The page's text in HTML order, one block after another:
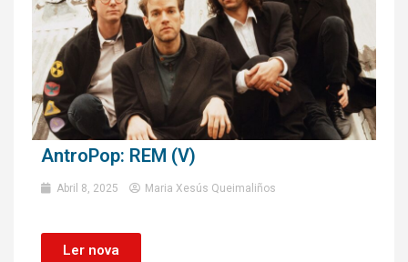
AntroPop: REM (V)
Abril 8, 2025 Maria Xesús Queimaliños
Ler nova